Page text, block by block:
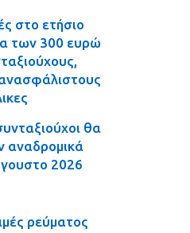
στο ετήσιο
των 300 ευρώ
θα
αναδρομικά
2026
ρεύματος